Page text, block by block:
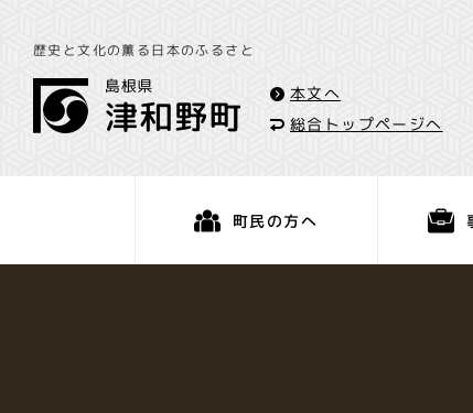
歴史と文化の薫る日本のふるさと
本文へ
総合トップページへ
町民の方へ